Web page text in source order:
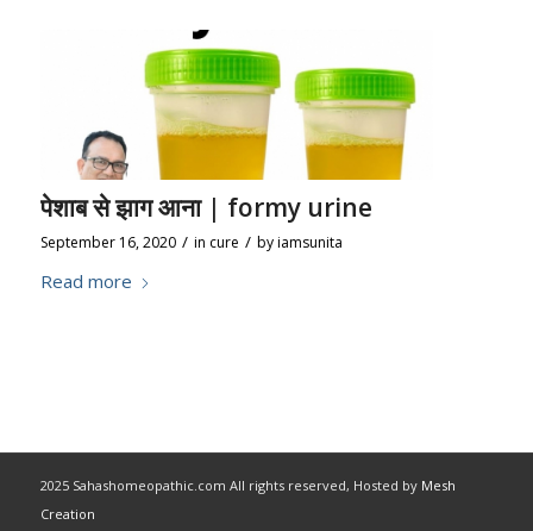
पेशाब से झाग आना | formy urine
September 16, 2020 / in cure / byiamsunita
Read more
2025 Sahashomeopathic.com All rights reserved, Hosted by Mesh
Creation